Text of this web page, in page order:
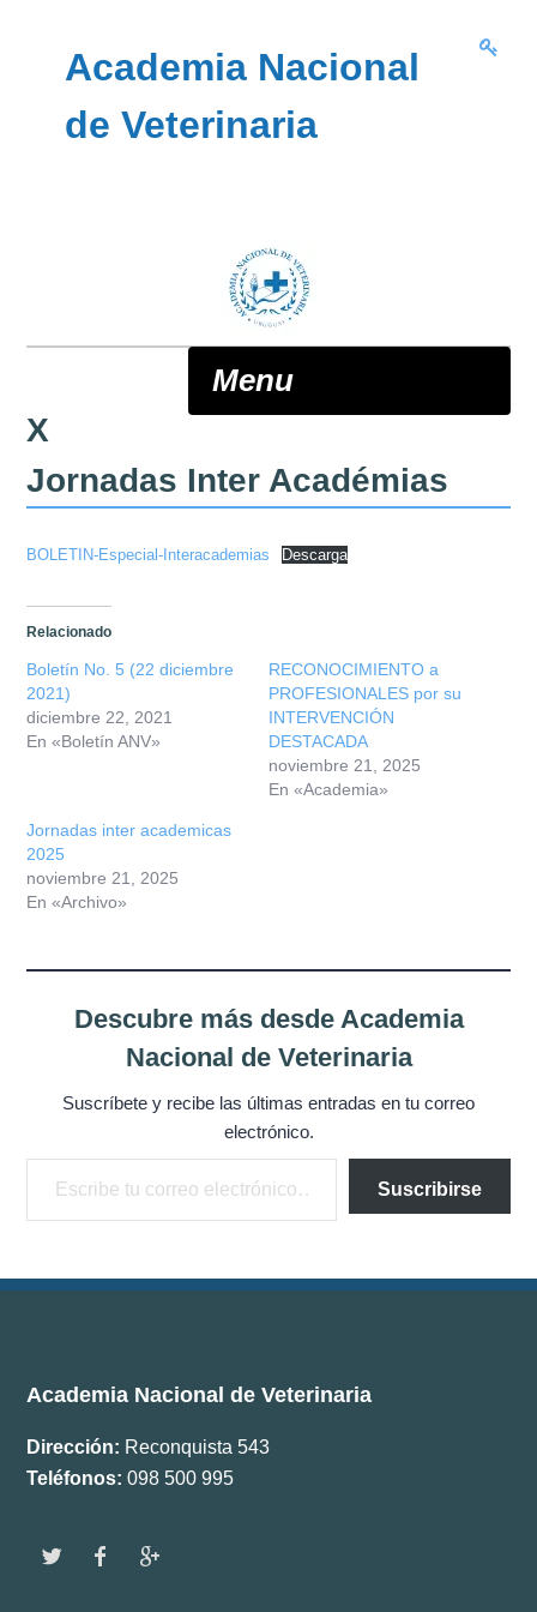
Academia Nacional
de Veterinaria
Menu
ANV
Misión
Integrantes
Comisiones
Relaciones
Novedades
Publicaciones
Documentos
Boletín ANV
Premios
Comisiones
X
Jornadas Inter Académias
BOLETIN-Especial-Interacademias Descarga
Relacionado
Boletín No. 5 (22 diciembre
2021)
diciembre 22, 2021
En «Boletín ANV»
RECONOCIMIENTO a
PROFESIONALES por su
INTERVENCIÓN
DESTACADA
noviembre 21, 2025
En «Academia»
Jornadas inter academicas
2025
noviembre 21, 2025
En «Archivo»
Descubre más desde Academia
Nacional de Veterinaria
Suscríbete y recibe las últimas entradas en tu correo
electrónico.
Escribe tu correo electrónico…
Suscribirse
Academia Nacional de Veterinaria
Dirección: Reconquista 543
Teléfonos: 098 500 995
w f g